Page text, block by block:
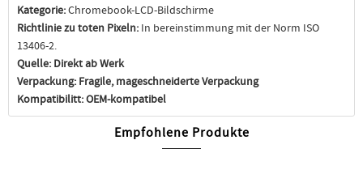
Kategorie:Chromebook-LCD-Bildschirme
Richtlinie zu toten Pixeln: In bereinstimmung mit der Norm ISO
13406-2.
Quelle: Direkt ab Werk
Verpackung: Fragile, mageschneiderte Verpackung
Kompatibilitt:OEM-kompatibel
Empfohlene Produkte